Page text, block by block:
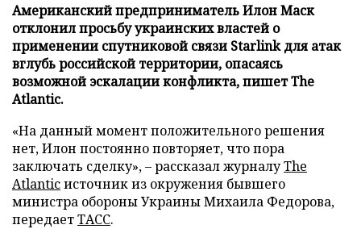
Американский предприниматель Илон Маск
отклонил просьбу украинских властей о
применении спутниковой связи Starlink для атак
вглубь российской территории, опасаясь
возможной эскалации конфликта, пишет The
Atlantic.
«На данный момент положительного решения
нет, Илон постоянно повторяет, что пора
заключать сделку», – рассказал журналуThe
Atlanticисточник из окружения бывшего
министра обороны Украины Михаила Федорова,
передаетТАСС.